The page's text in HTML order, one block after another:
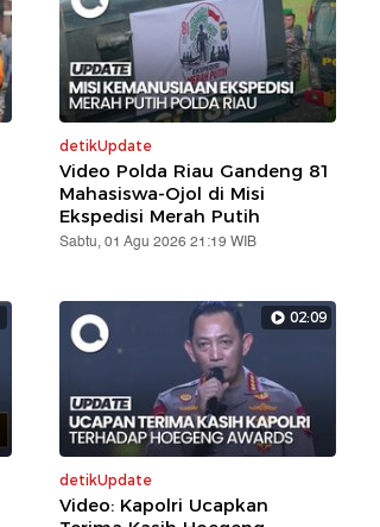
detikUpdate
Video Polda Riau Gandeng 81
Mahasiswa-Ojol di Misi
Ekspedisi Merah Putih
Sabtu, 01 Agu 2026 21:19 WIB
02:09
detikUpdate
Video: Kapolri Ucapkan